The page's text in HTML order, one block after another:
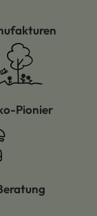
Pionier